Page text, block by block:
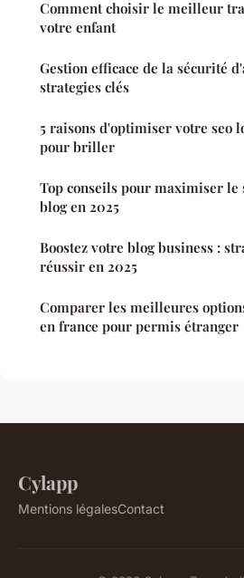
Comment choisir le meilleur
votre enfant
Gestion efficace de la sécurité
strategies clés
5 raisons d'optimiser votre seo
pour briller
Top conseils pour maximiser le
blog en 2025
Boostez votre blog business :
réussir en 2025
Comparer les meilleures
en france pour permis étranger
Cylapp
Mentions légalesContact